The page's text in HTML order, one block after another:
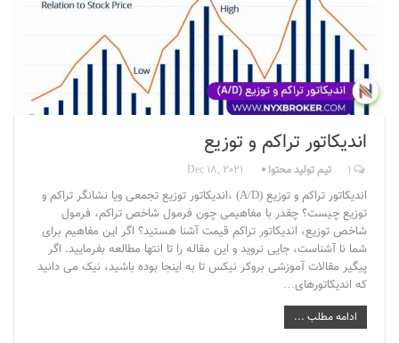
اندیکاتور تراکم و توزیع
تیم تولید محتوا Dec 18, 2021
اندیکاتور تراکم و توزیع (A/D) ،اندیکاتور توزیع تجمعی ویا نشانگر تراکم و
توزیع چیست؟ چقدر با مفاهیمی چون فرمول شاخص تراکم، فرمول
شاخص توزیع، اندیکاتور تراکم قیمت آشنا هستید؟ اگر این مفاهیم برای
شما نا آشناست، جایی نروید و این مقاله را تا انتها مطالعه بفرمایید. اگر
پیگیر مقالات آموزشی بروکر نیکس تا به اینجا بوده باشید، نیک می دانید
که اندیکاتورهای…
ادامه مطلب ...